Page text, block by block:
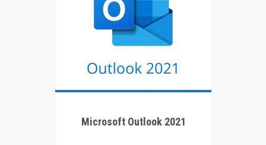
Microsoft Outlook 2021